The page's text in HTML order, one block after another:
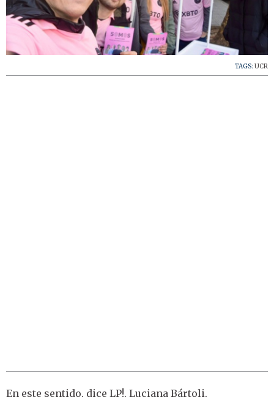
TAGS: UCR
En este sentido, dice LP!, Luciana Bártoli,